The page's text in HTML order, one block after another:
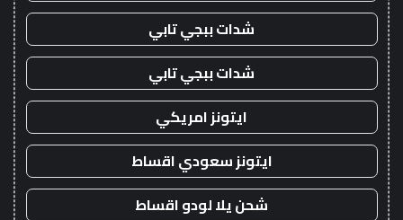
شدات ببجي تابي
شدات ببجي تابي
ايتونز امريكي
ايتونز سعودي اقساط
شحن يلا لودو اقساط